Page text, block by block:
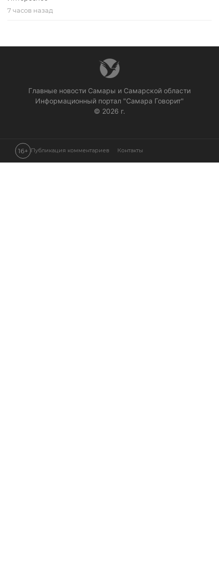
7 часов назад
Главные новости Самары и Самарской области
Информационный портал "Самара Говорит"
© 2026 г.
16+ Публикация комментариев Контакты